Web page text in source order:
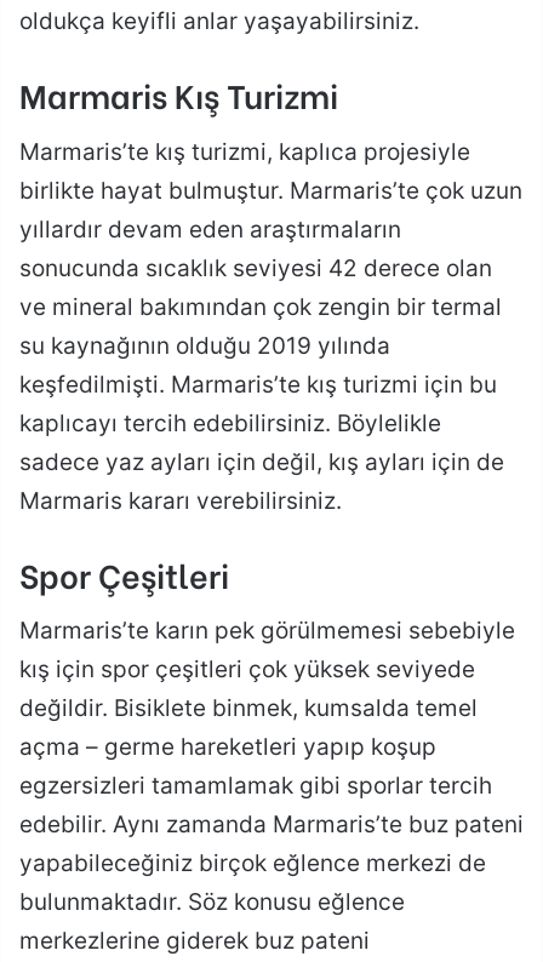
oldukça keyifli anlar yaşayabilirsiniz.
Marmaris Kış Turizmi
Marmaris’te kış turizmi, kaplıca projesiyle
birlikte hayat bulmuştur. Marmaris’te çok uzun
yıllardır devam eden araştırmaların
sonucunda sıcaklık seviyesi 42 derece olan
ve mineral bakımından çok zengin bir termal
su kaynağının olduğu 2019 yılında
keşfedilmişti. Marmaris’te kış turizmi için bu
kaplıcayı tercih edebilirsiniz. Böylelikle
sadece yaz ayları için değil, kış ayları için de
Marmaris kararı verebilirsiniz.
Spor Çeşitleri
Marmaris’te karın pek görülmemesi sebebiyle
kış için spor çeşitleri çok yüksek seviyede
değildir. Bisiklete binmek, kumsalda temel
açma – germe hareketleri yapıp koşup
egzersizleri tamamlamak gibi sporlar tercih
edebilir. Aynı zamanda Marmaris’te buz pateni
yapabileceğiniz birçok eğlence merkezi de
bulunmaktadır. Söz konusu eğlence
merkezlerine giderek buz pateni